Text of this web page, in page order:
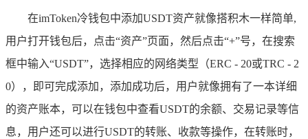
在imToken冷钱包中添加USDT资产就像搭积木一样简单,
用户打开钱包后，点击“资产”页面，然后点击“+”号，在搜索
框中输入“USDT”，选择相应的网络类型（ERC - 20或TRC - 2
0），即可完成添加，添加成功后，用户就像拥有了一本详细
的资产账本，可以在钱包中查看USDT的余额、交易记录等信
息，用户还可以进行USDT的转账、收款等操作，在转账时，